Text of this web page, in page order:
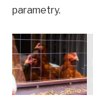
parametry.